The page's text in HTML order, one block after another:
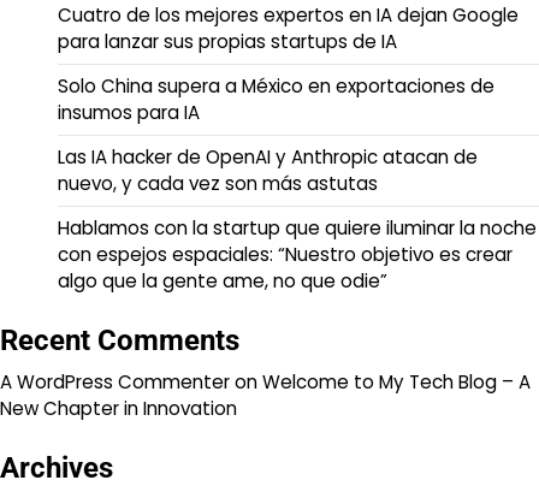
Cuatro de los mejores expertos en IA dejan Google
para lanzar sus propias startups de IA
Solo China supera a México en exportaciones de
insumos para IA
Las IA hacker de OpenAI y Anthropic atacan de
nuevo, y cada vez son más astutas
Hablamos con la startup que quiere iluminar la noche
con espejos espaciales: “Nuestro objetivo es crear
algo que la gente ame, no que odie”
Recent Comments
A WordPress CommenteronWelcome to My Tech Blog – A
New Chapter in Innovation
Archives